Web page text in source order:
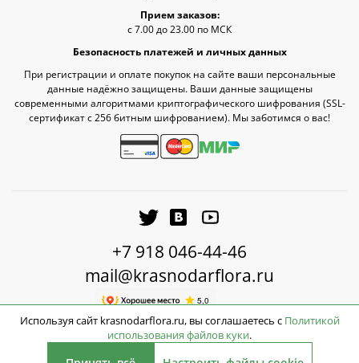
Используя сайт krasnodarflora.ru, вы соглашаетесь с Политикой
использования файлов куки.
Прием заказов:
с 7.00 до 23.00 по МСК
Безопасность платежей и личных данных
При регистрации и оплате покупок на сайте ваши персональные
данные надёжно защищены. Ваши данные защищены
современными алгоритмами криптографического шифрования (SSL-
сертификат c 256 битным шифрованием). Мы заботимся о вас!
+7 918 046-44-46
mail@krasnodarflora.ru